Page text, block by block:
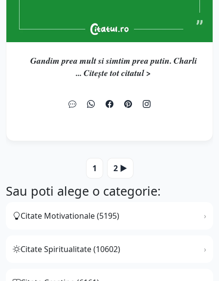
Gandim prea mult si simtim prea putin. Charli
... Citește tot citatul >
1 2 ▶️
Sau poti alege o categorie:
Citate Motivationale (5195)
Citate Spiritualitate (10602)